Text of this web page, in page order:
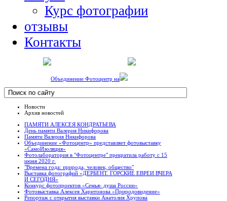
Курс фотографии
отзывы
Контакты
Объединение Фотоцентр на
Новости
Архив новостей
ПАМЯТИ АЛЕКСЕЯ КОНДРАТЬЕВА
День памяти Валерия Никифорова
Памяти Валерия Никифорова
Объединение «Фотоцентр» представляет фотовыставку
«СамоИзоляция»
Фотолаборатория в "Фотоцентре" прекратила работу с 15
июня 2020 г.
"Времена года: природа, человек, общество"
Выставка фотографий «ДЕРБЕНТ. ГОРСКИЕ ЕВРЕИ ВЧЕРА
И СЕГОДНЯ»
Конкурс фотопроектов «Семья- душа России»
Фотовыставка Алексея Харитонова «Природовидение»
Репортаж с открытия выставки Анатолия Хрупова